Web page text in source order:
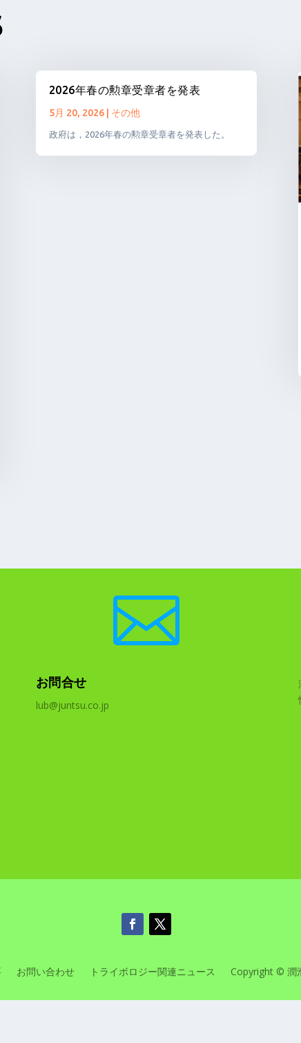
2026年春の勲章受章者を発表
5月 20, 2026| その他
政府は，2026年春の勲章受章者を発表した。

お問合せ
lub@juntsu.co.jp
お問い合わせ トライボロジー関連ニュース Copyright © 潤